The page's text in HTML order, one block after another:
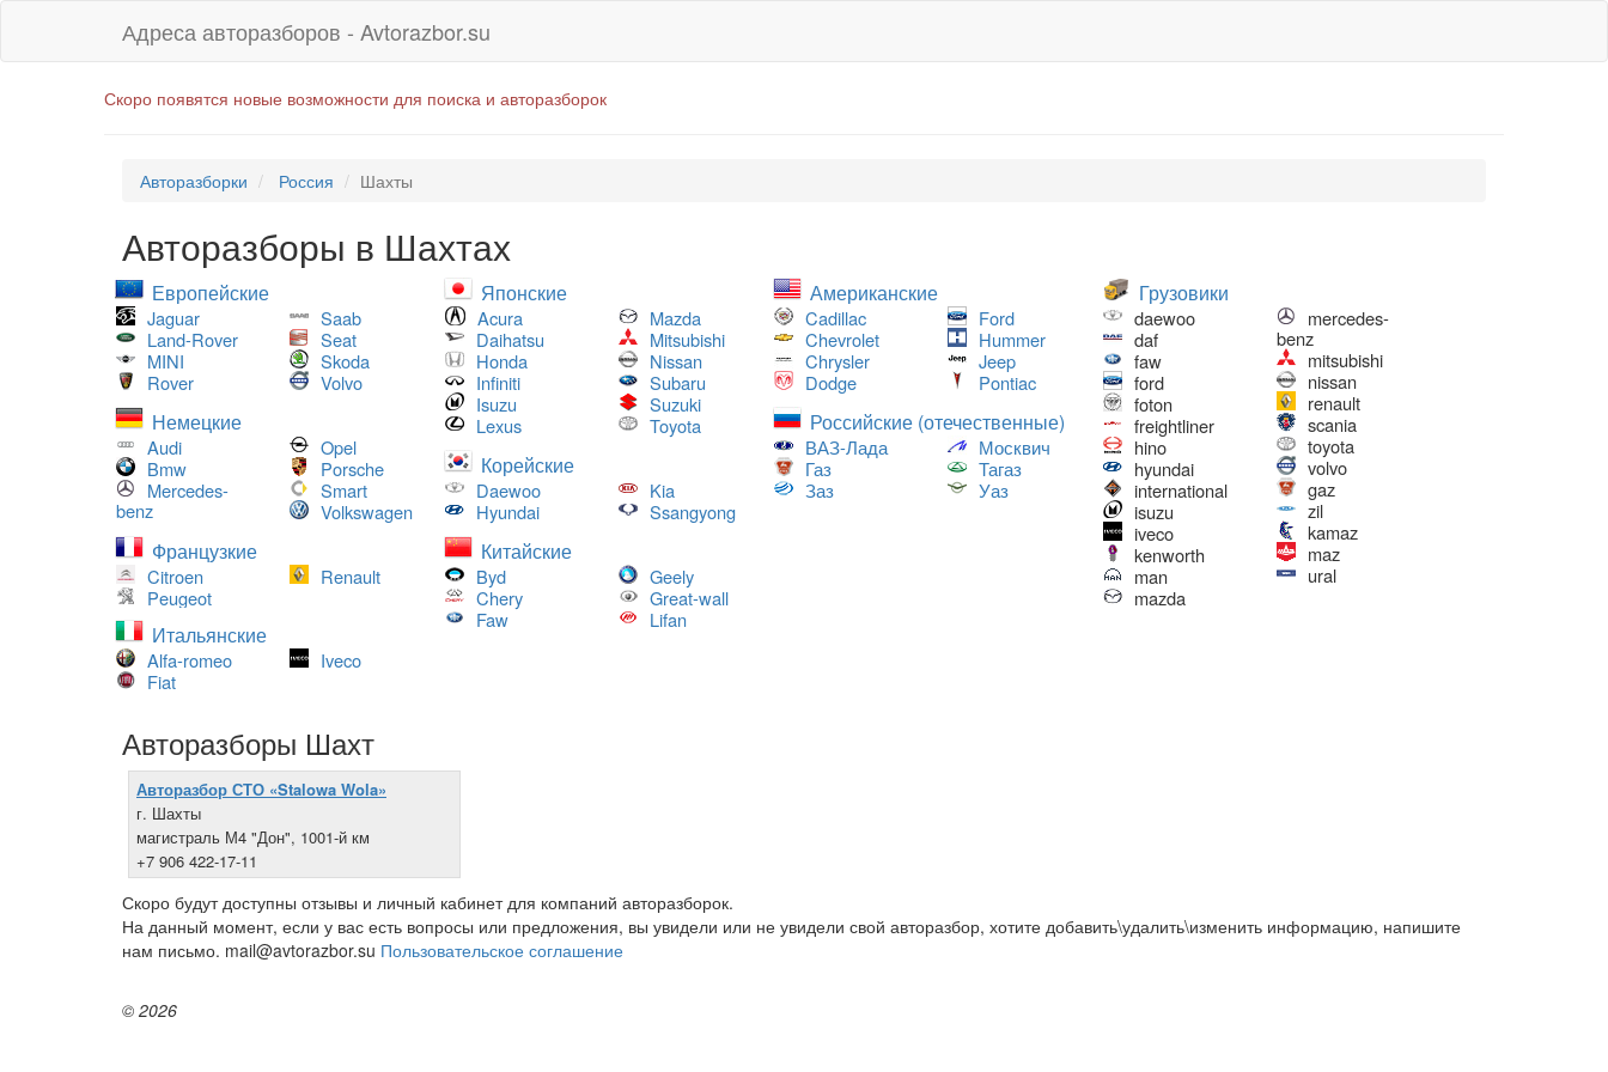
Адреса авторазборов - Avtorazbor.su
Скоро появятся новые возможности для поиска и авторазборок
Авторазборки Россия Шахты
Авторазборы в Шахтах
Европейские
Jaguar
Land-Rover
MINI
Rover
Saab
Seat
Skoda
Volvo
Немецкие
Audi
Bmw
Mercedes-
benz
Opel
Porsche
Smart
Volkswagen
Французкие
Citroen
Peugeot
Renault
Итальянские
Alfa-romeo
Fiat
Iveco
Японские
Acura
Daihatsu
Honda
Infiniti
Isuzu
Lexus
Mazda
Mitsubishi
Nissan
Subaru
Suzuki
Toyota
Корейские
Daewoo
Hyundai
Kia
Ssangyong
Китайские
Byd
Chery
Faw
Geely
Great-wall
Lifan
Американские
Cadillac
Chevrolet
Chrysler
Dodge
Ford
Hummer
Jeep
Pontiac
Российские (отечественные)
ВАЗ-Лада
Газ
Заз
Москвич
Тагаз
Уаз
Грузовики
daewoo
daf
faw
ford
foton
freightliner
hino
hyundai
international
isuzu
iveco
kenworth
man
mazda
mercedes-
benz
mitsubishi
nissan
renault
scania
toyota
volvo
gaz
zil
kamaz
maz
ural
Авторазборы Шахт
Авторазбор СТО «Stalowa Wola»
г. Шахты
магистраль М4 "Дон", 1001-й км
+7 906 422-17-11
Скоро будут доступны отзывы и личный кабинет для компаний авторазборок.
На данный момент, если у вас есть вопросы или предложения, вы увидели или не увидели свой авторазбор, хотите добавить\удалить\изменить информацию, напишите
нам письмо. mail@avtorazbor.su Пользовательское соглашение
© 2026